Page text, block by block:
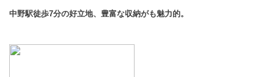
中野駅徒歩7分の好立地、豊富な収納がも魅力的。